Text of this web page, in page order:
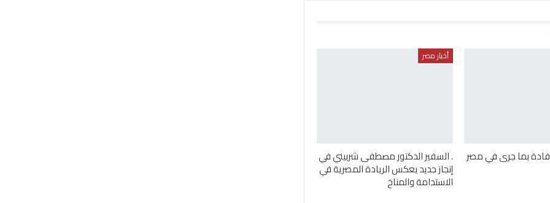
بما جرى في مصر
أخبار مصر
. السفير الدكتور مصطفى شربيني في
إنجاز جديد يعكس الريادة المصرية في
الاستدامة والمناخ